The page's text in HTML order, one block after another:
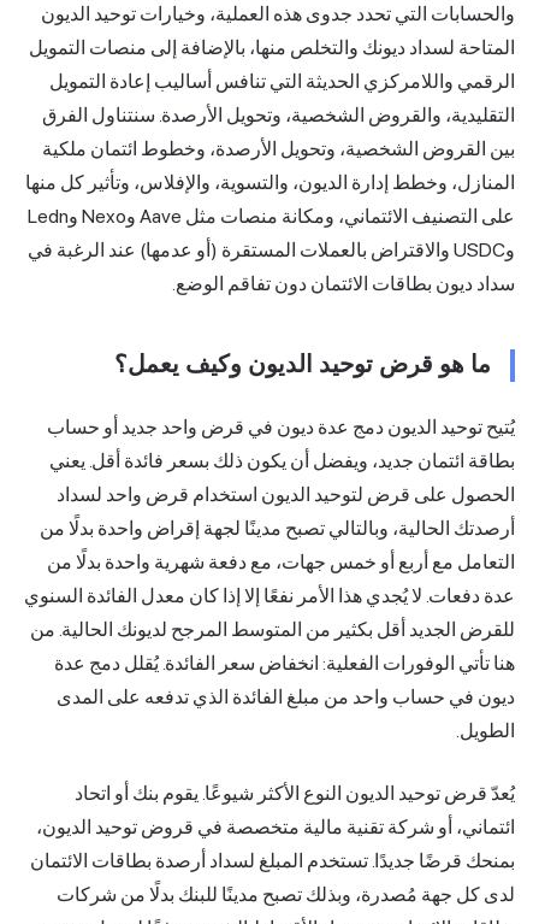
التي تحدد جدوى هذه العملية، وخيارات توحيد الديون
لسداد ديونك والتخلص منها، بالإضافة إلى منصات التمويل
واللامركزي الحديثة التي تنافس أساليب إعادة التمويل
والقروض الشخصية، وتحويل الأرصدة. سنتناول الفرق
الشخصية، وتحويل الأرصدة، وخطوط ائتمان ملكية
وخطط إدارة الديون، والتسوية، والإفلاس، وتأثير كل منها
على التصنيف الائتماني، ومكانة منصات مثل Aave وNexo وLedn
وUSDC والاقتراض بالعملات المستقرة (أو عدمها) عند الرغبة في
بطاقات الائتمان دون تفاقم الوضع.
هو قرض توحيد الديون وكيف يعمل؟
الديون دمج عدة ديون في قرض واحد جديد أو حساب
جديد، ويفضل أن يكون ذلك بسعر فائدة أقل. يعني
على قرض لتوحيد الديون استخدام قرض واحد لسداد
الحالية، وبالتالي تصبح مدينًا لجهة إقراض واحدة بدلًا من
مع أربع أو خمس جهات، مع دفعة شهرية واحدة بدلًا من
لا يُجدي هذا الأمر نفعًا إلا إذا كان معدل الفائدة السنوي
أقل بكثير من المتوسط المرجح لديونك الحالية. من
الوفورات الفعلية: انخفاض سعر الفائدة. يُقلل دمج عدة
حساب واحد من مبلغ الفائدة الذي تدفعه على المدى
توحيد الديون النوع الأكثر شيوعًا. يقوم بنك أو اتحاد
أو شركة تقنية مالية متخصصة في قروض توحيد الديون،
جديدًا. تستخدم المبلغ لسداد أرصدة بطاقات الائتمان
جهة مُصدرة، وبذلك تصبح مدينًا للبنك بدلًا من شركات